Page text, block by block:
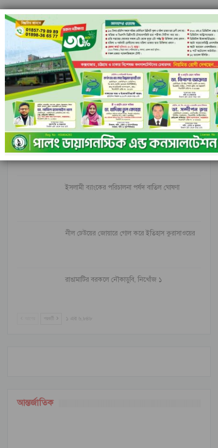
মন্তব্য
ফেসবুক-এ মন্তব্য করুন
মন্তব্যসমূহ বন্ধ করা হয়.
সর্বশেষ
ইরানি ক্ষেপণাস্ত্রের অপেক্ষায় ইসরাইল; বৈরুত হামলার
পর বাড়ছে…
ইসলামী ব্যাংকের পরিচালনা পর্ষদ বাতিল ঘোষণা
নীল ঢেউয়ের জোয়ারে গোল করে ইতিহাস কুরাসাওয়ের
রাঙামাটির বরকলে নৌকাডুবি, নিখোঁজ ১
পরবর্তী ১ এর ৬,৮৪৮
আন্তর্জাতিক